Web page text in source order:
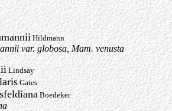
Hildmann
var. globosa, Mam. venusta
Lindsay
Gates
Boedeker